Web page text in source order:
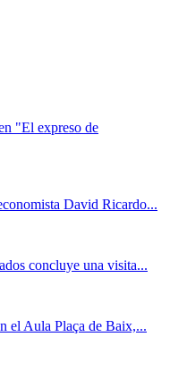
"El expreso de
David Ricardo...
concluye una visita...
el Aula Plaça de Baix,...